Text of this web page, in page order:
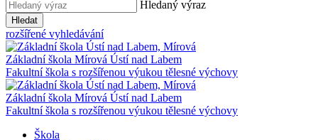
Hledaný výraz
Hledat
rozšířené vyhledávání
Základní škola Mírová Ústí nad Labem
Fakultní škola s rozšířenou výukou tělesné výchovy
Základní škola Mírová Ústí nad Labem
Fakultní škola s rozšířenou výukou tělesné výchovy
Škola